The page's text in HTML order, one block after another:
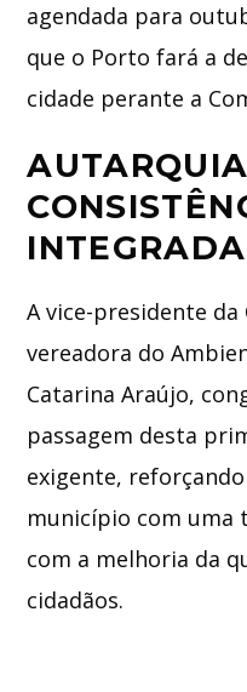
agendada para
que o Porto fará a
cidade perante a
INTEGRADA
A vice-presidente
vereadora do
Catarina Araújo,
passagem desta
exigente,
município com uma
com a melhoria da
cidadãos.